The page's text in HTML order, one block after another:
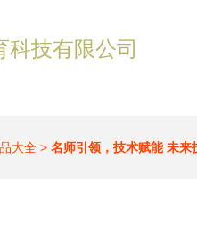
科技有限公司
大全 > 名师引领，技术赋能 未